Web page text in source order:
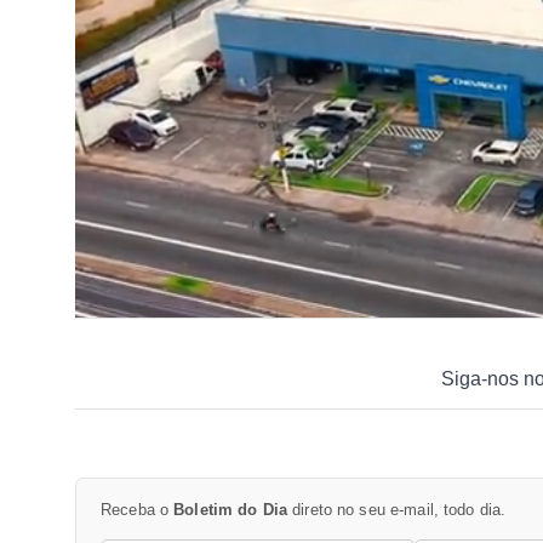
Siga-nos
Receba o Boletim do Diadireto no seu e-mail, todo dia.